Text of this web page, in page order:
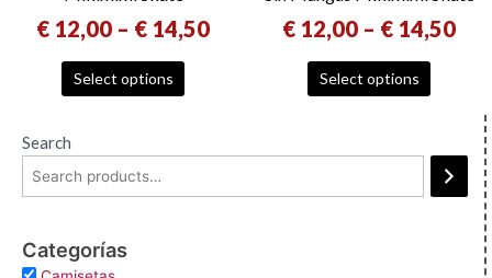
Search
Categorías
€ 12,00 – € 14,50
Select options
€ 12,00 – € 14,50
Select options